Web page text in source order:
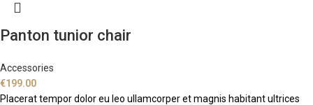
Panton tunior chair
Accessories
€199.00
Placerat tempor dolor eu leo ullamcorper et magnis habitant ultrices